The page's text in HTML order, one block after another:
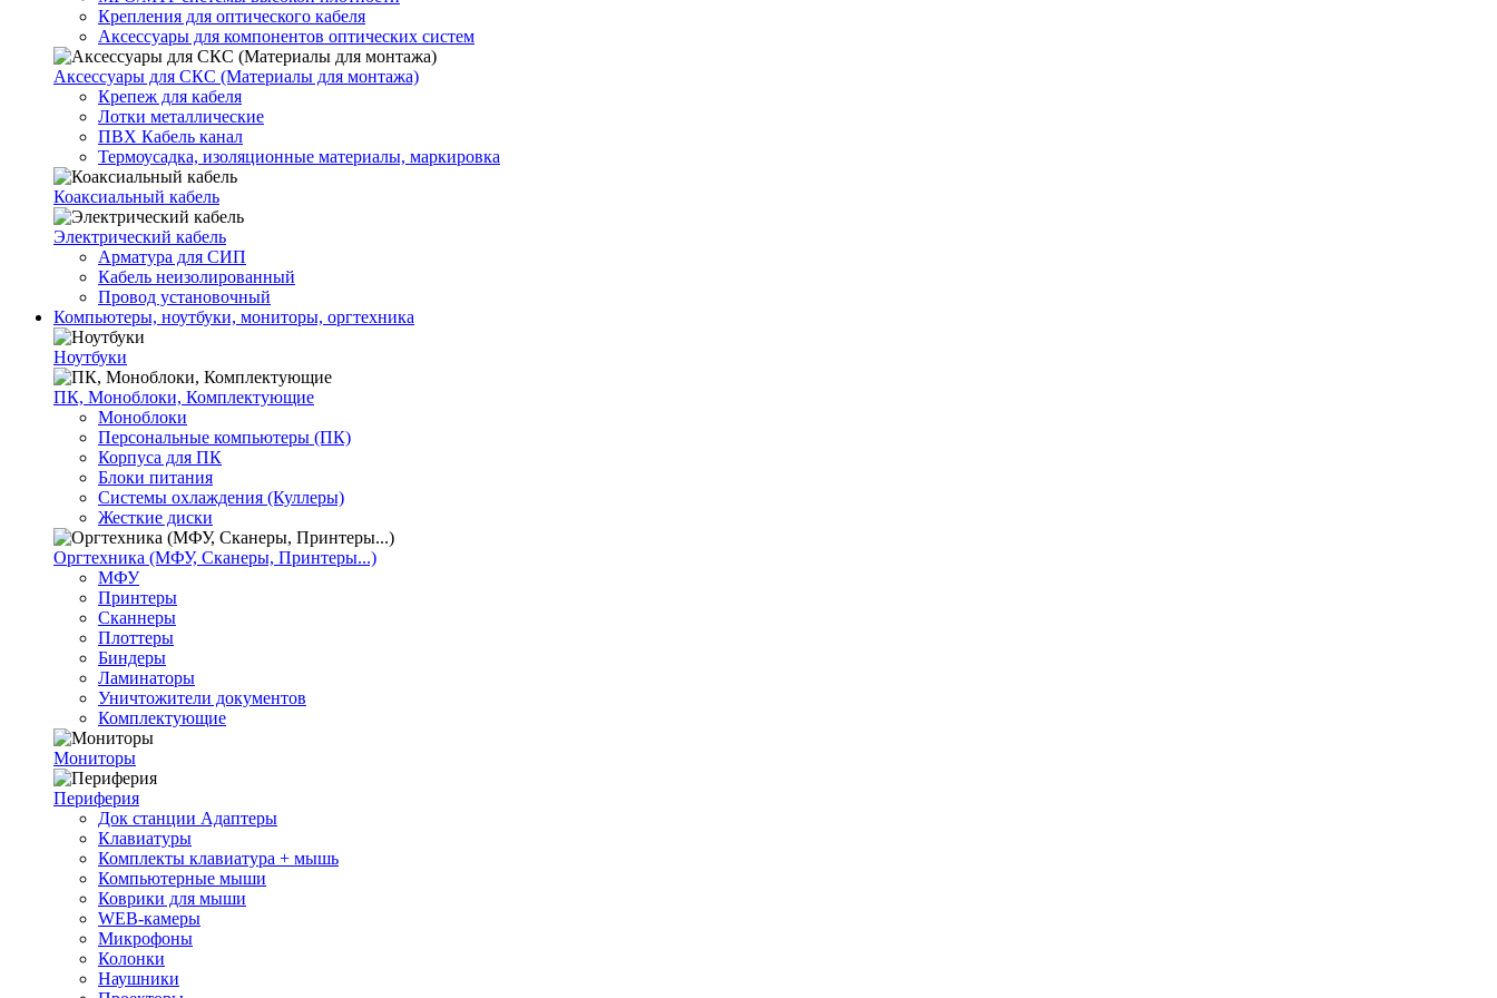
Крепления для оптического кабеля
Аксессуары для компонентов оптических систем
Аксессуары для СКС (Материалы для монтажа)
Крепеж для кабеля
Лотки металлические
ПВХ Кабель канал
Термоусадка, изоляционные материалы, маркировка
Коаксиальный кабель
Электрический кабель
Арматура для СИП
Кабель неизолированный
Провод установочный
Компьютеры, ноутбуки, мониторы, оргтехника
Ноутбуки
ПК, Моноблоки, Комплектующие
Моноблоки
Персональные компьютеры (ПК)
Корпуса для ПК
Блоки питания
Системы охлаждения (Куллеры)
Жесткие диски
Оргтехника (МФУ, Сканеры, Принтеры...)
МФУ
Принтеры
Сканнеры
Плоттеры
Биндеры
Ламинаторы
Уничтожители документов
Комплектующие
Мониторы
Периферия
Док станции Адаптеры
Клавиатуры
Комплекты клавиатура + мышь
Компьютерные мыши
Коврики для мыши
WEB-камеры
Микрофоны
Колонки
Наушники